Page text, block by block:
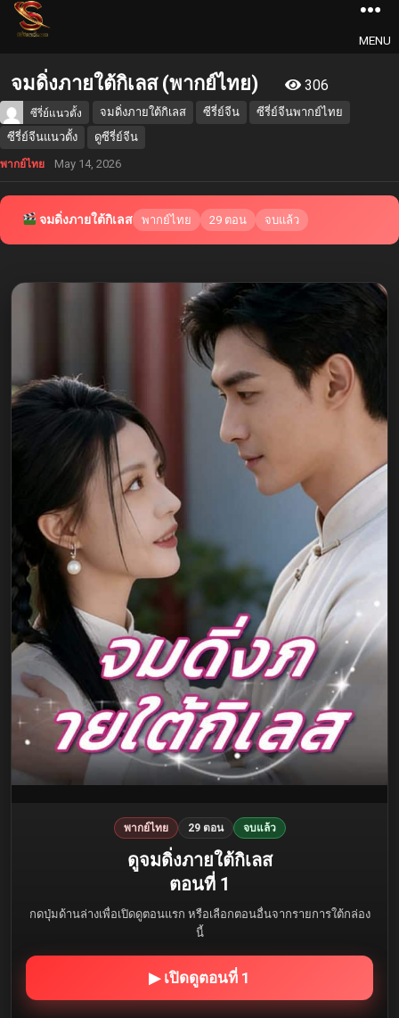
MENU
จมดิ่งภายใต้กิเลส (พากย์ไทย) 306
ซีรี่ย์แนวตั้ง จมดิ่งภายใต้กิเลส ซีรี่ย์จีน
ซีรี่ย์จีนพากย์ไทย
ซีรี่ย์จีนแนวตั้ง
ดูซีรี่ย์จีน
พากย์ไทย May 14, 2026
จมดิ่งภายใต้กิเลส พากย์ไทย 29 ตอน จบแล้ว
พากย์ไทย 29 ตอน จบแล้ว
ดูจมดิ่งภายใต้กิเลส
ตอนที่ 1
กดปุ่มด้านล่างเพื่อเปิดดูตอนแรก หรือเลือกตอนอื่นจากรายการใต้กล่อง
นี้
▶ เปิดดูตอนที่ 1